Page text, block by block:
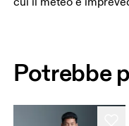
Potrebbe